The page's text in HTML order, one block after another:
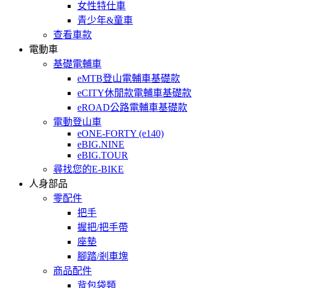
女性特仕車
青少年&童車
查看車款
電動車
基礎電輔車
eMTB登山電輔車基礎款
eCITY休閒款電輔車基礎款
eROAD公路電輔車基礎款
電動登山車
eONE-FORTY (e140)
eBIG.NINE
eBIG.TOUR
尋找您的E-BIKE
人身部品
零配件
把手
握把/把手帶
座墊
腳踏/剎車塊
商品配件
背包袋類